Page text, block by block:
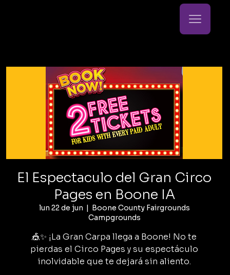
El Espectaculo del Gran Circo
Pages en Boone IA
lun 22 de jun
  |
Boone County Fairgrounds
Campgrounds
🎪✨ ¡La Gran Carpa llega a Boone! No te
pierdas el Circo Pages y su espectáculo
inolvidable que te dejará sin aliento.